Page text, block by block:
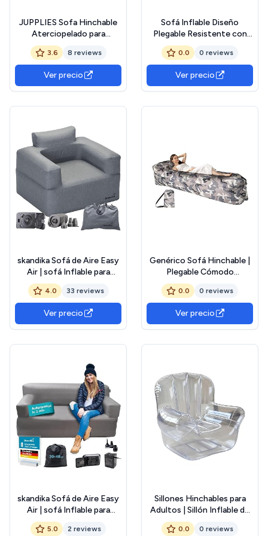
JUPPLIES Sofa Hinchable
Aterciopelado para
Interiores y Exteriores -
Sillon Hinchable Estilo Puff
con Superficie Suave y
Amplio Asiento (Sofa)
3.6 8 reviews
Ver precio
Sofá Inflable Diseño
Plegable Resistente con
Capacidad de Carga,Sofa11
0.0 0 reviews
Ver precio
skandika Sofá de Aire Easy
Air | sofá Inflable para
Exteriores, con Bomba
eléctrica, 1-2 Personas,
hasta 200 kg, Recargable
con Cable de Carga USB
(Individual)
4.0 33 reviews
Ver precio
Genérico Sofá Hinchable |
Plegable Cómodo
Impermeable para
Descansar En Viajes, Playa
Y Festivales Al Aire Libre
0.0 0 reviews
Ver precio
skandika Sofá de Aire Easy
Air | sofá Inflable para
Exteriores, con Bomba
eléctrica, 1-2 Personas,
5.0 2 reviews
Sillones Hinchables para
Adultos | Sillón Inflable de
Aire para Exterior Sofá |
Sofá Cómodo
0.0 0 reviews